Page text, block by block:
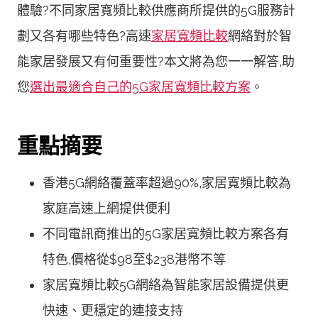
體驗?不同家居寬頻比較供應商所提供的5G服務計
劃又各有哪些特色?高速家居寬頻比較網絡對於智
能家居發展又有何重要性?本文將為您一一解答,助
您選出最適合自己的5G家居寬頻比較方案 。
重點摘要
香港5G網絡覆蓋率超過90%,家居寬頻比較為
家庭高速上網提供便利
不同電訊商推出的5G家居寬頻比較方案各有
特色,價格從$98至$238港幣不等
家居寬頻比較5G網絡為智能家居設備提供更
快速、更穩定的連接支持